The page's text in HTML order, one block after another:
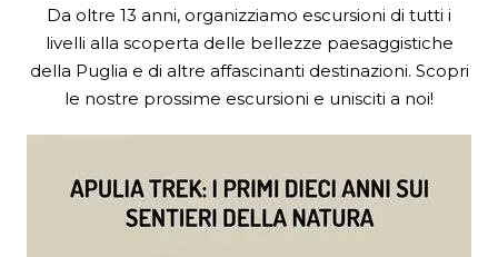
Da oltre 13 anni, organizziamo escursioni di tutti i
livelli alla scoperta delle bellezze paesaggistiche
della Puglia e di altre affascinanti destinazioni. Scopri
le nostre prossime escursioni e unisciti a noi!